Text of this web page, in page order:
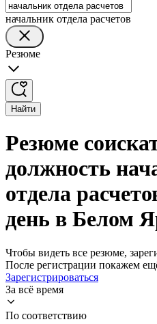
начальник отдела расчетов
Резюме
Найти
Резюме
должность
отдела
день в Белом
Чтобы видеть все резюме,
После регистрации покажем
Зарегистрироваться
За всё время
По соответствию